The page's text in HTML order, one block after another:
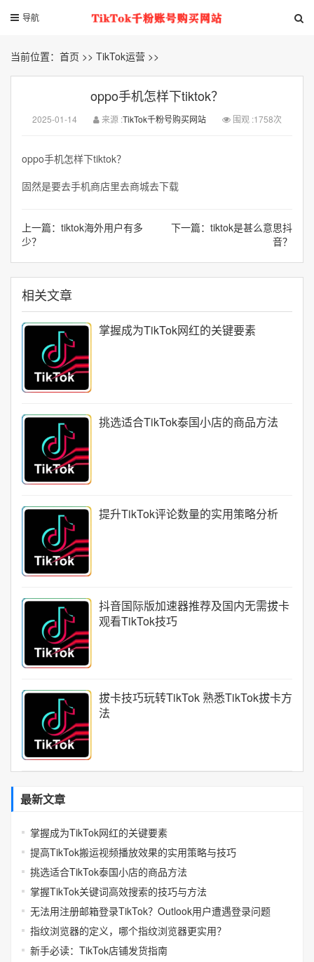
导航
当前位置： 首页 >> TikTok运营 >>
oppo手机怎样下tiktok？
2025-01-14 来源 :TikTok千粉号购买网站 围观 :1758次
oppo手机怎样下tiktok？
固然是要去手机商店里去商城去下载
上一篇： tiktok海外用户有多
少？
下一篇： tiktok是甚么意思抖
音？
相关文章
掌握成为TikTok网红的关键要素
挑选适合TikTok泰国小店的商品方法
提升TikTok评论数量的实用策略分析
抖音国际版加速器推荐及国内无需拔卡
观看TikTok技巧
拔卡技巧玩转TikTok 熟悉TikTok拔卡方
法
最新文章
掌握成为TikTok网红的关键要素
提高TikTok搬运视频播放效果的实用策略与技巧
挑选适合TikTok泰国小店的商品方法
掌握TikTok关键词高效搜索的技巧与方法
无法用注册邮箱登录TikTok？Outlook用户遭遇登录问题
指纹浏览器的定义，哪个指纹浏览器更实用？
新手必读：TikTok店铺发货指南